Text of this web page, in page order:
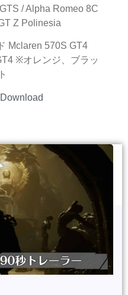
/ Alpha Romeo 8C
Z Polinesia
Mclaren 570S GT4
※オレンジ、ブラッ
Download